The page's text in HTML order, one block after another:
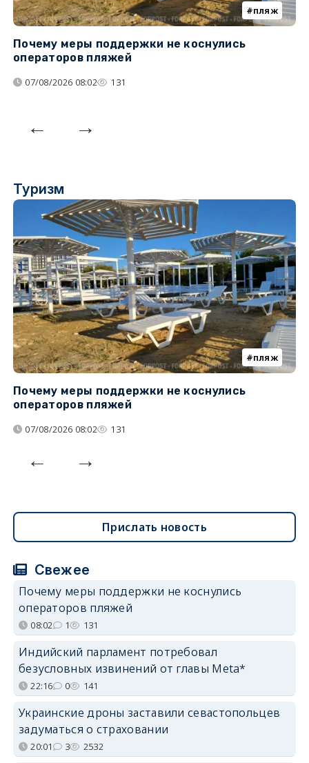
пляж
Почему меры поддержки не коснулись
операторов пляжей
07/08/2026 08:02 131
Туризм
пляж
Почему меры поддержки не коснулись
операторов пляжей
07/08/2026 08:02 131
Прислать новость
Свежее
Почему меры поддержки не коснулись
операторов пляжей
08:02 1 131
Индийский парламент потребовал
безусловных извинений от главы Meta*
22:16 0 141
Украинские дроны заставили севастопольцев
задуматься о страховании
20:01 3 2532